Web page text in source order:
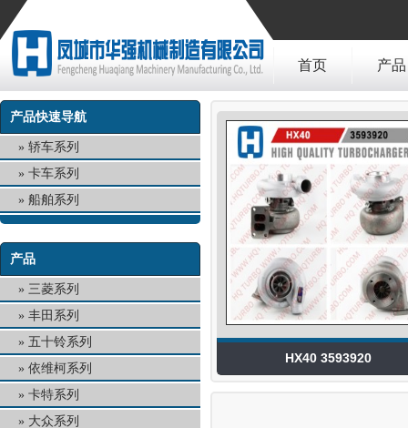
首页 产品
产品快速导航
轿车系列
卡车系列
船舶系列
产品
三菱系列
丰田系列
五十铃系列
依维柯系列
卡特系列
大众系列
HX40 3593920